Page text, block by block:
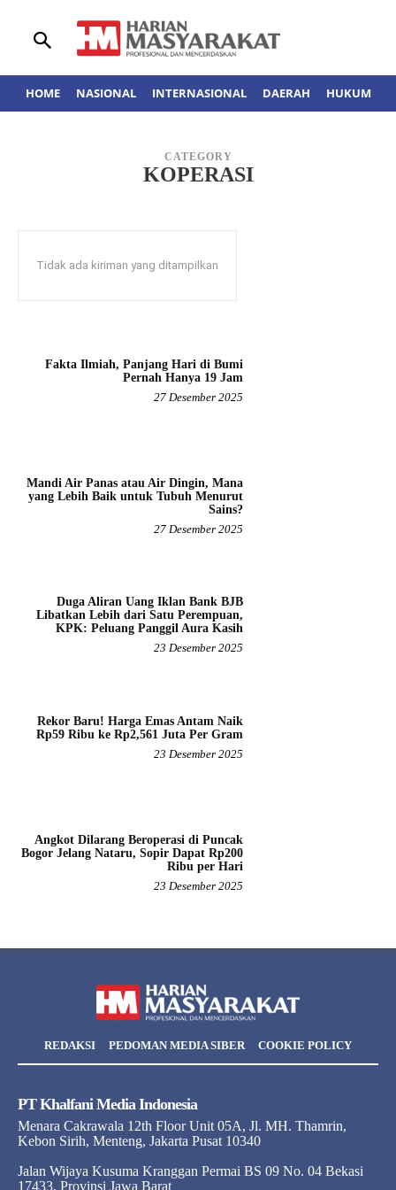
HOME NASIONAL INTERNASIONAL DAERAH HUKUM
CATEGORY
KOPERASI
Tidak ada kiriman yang ditampilkan
Fakta Ilmiah, Panjang Hari di Bumi
Pernah Hanya 19 Jam
27 Desember 2025
Mandi Air Panas atau Air Dingin, Mana
yang Lebih Baik untuk Tubuh Menurut
Sains?
27 Desember 2025
Duga Aliran Uang Iklan Bank BJB
Libatkan Lebih dari Satu Perempuan,
KPK: Peluang Panggil Aura Kasih
23 Desember 2025
Rekor Baru! Harga Emas Antam Naik
Rp59 Ribu ke Rp2,561 Juta Per Gram
23 Desember 2025
Angkot Dilarang Beroperasi di Puncak
Bogor Jelang Nataru, Sopir Dapat Rp200
Ribu per Hari
23 Desember 2025
REDAKSI PEDOMAN MEDIA SIBER COOKIE POLICY
PT Khalfani Media Indonesia
Menara Cakrawala 12th Floor Unit 05A, Jl. MH. Thamrin,
Kebon Sirih, Menteng, Jakarta Pusat 10340
Jalan Wijaya Kusuma Kranggan Permai BS 09 No. 04 Bekasi
17433, Provinsi Jawa Barat